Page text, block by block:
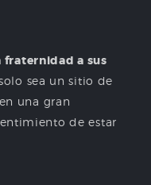
a sus
sea un sitio de
una gran
de estar